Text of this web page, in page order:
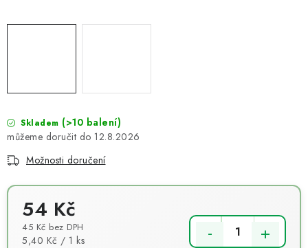
Moje objednávka
Skladem (>10 balení)
12.8.2026
Možnosti doručení
54 Kč
45 Kč bez DPH
Měrná cena:
5,40 Kč / 1 ks